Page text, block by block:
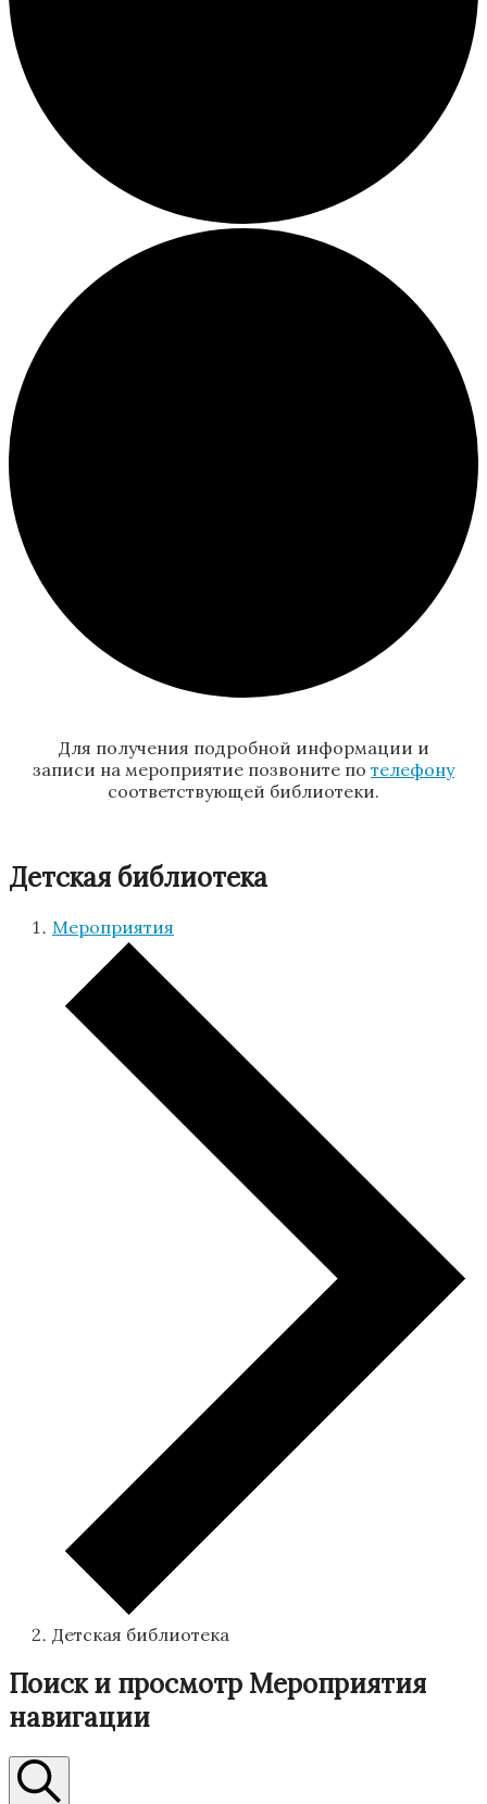
Для получения подробной информации и
записи на мероприятие позвоните по телефону
соответствующей библиотеки.
Детская библиотека
Мероприятия
Детская библиотека
Поиск и просмотр Мероприятия
навигации